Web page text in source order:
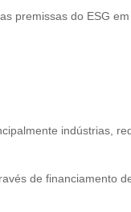
premissas do ESG
indústrias,
de financiamento